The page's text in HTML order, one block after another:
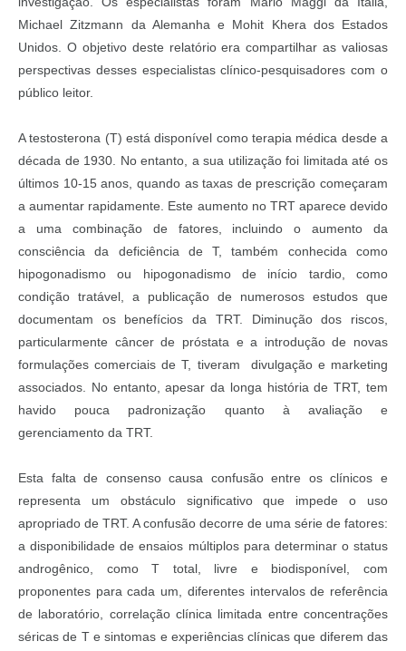
Michael Zitzmann da Alemanha e Mohit Khera dos Estados
Unidos. O objetivo deste relatório era compartilhar as valiosas
perspectivas desses especialistas clínico-pesquisadores com o
público leitor.
A testosterona (T) está disponível como terapia médica desde a
década de 1930. No entanto, a sua utilização foi limitada até os
últimos 10-15 anos, quando as taxas de prescrição começaram
a aumentar rapidamente. Este aumento no TRT aparece devido
a uma combinação de fatores, incluindo o aumento da
consciência da deficiência de T, também conhecida como
hipogonadismo ou hipogonadismo de início tardio, como
condição tratável, a publicação de numerosos estudos que
documentam os benefícios da TRT. Diminução dos riscos,
particularmente câncer de próstata e a introdução de novas
formulações comerciais de T, tiveram divulgação e marketing
associados. No entanto, apesar da longa história de TRT, tem
havido pouca padronização quanto à avaliação e
gerenciamento da TRT.
Esta falta de consenso causa confusão entre os clínicos e
representa um obstáculo significativo que impede o uso
apropriado de TRT. A confusão decorre de uma série de fatores:
a disponibilidade de ensaios múltiplos para determinar o status
androgênico, como T total, livre e biodisponível, com
proponentes para cada um, diferentes intervalos de referência
de laboratório, correlação clínica limitada entre concentrações
séricas de T e sintomas e experiências clínicas que diferem das